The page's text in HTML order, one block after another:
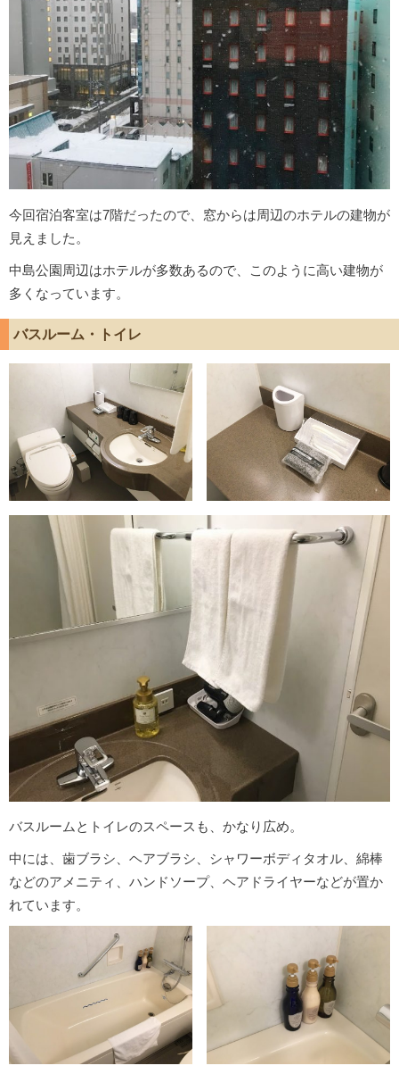
今回宿泊客室は7階だったので、窓からは周辺のホテルの建物が
見えました。
中島公園周辺はホテルが多数あるので、このように高い建物が
多くなっています。
バスルーム・トイレ
バスルームとトイレのスペースも、かなり広め。
中には、歯ブラシ、ヘアブラシ、シャワーボディタオル、綿棒
などのアメニティ、ハンドソープ、ヘアドライヤーなどが置か
れています。